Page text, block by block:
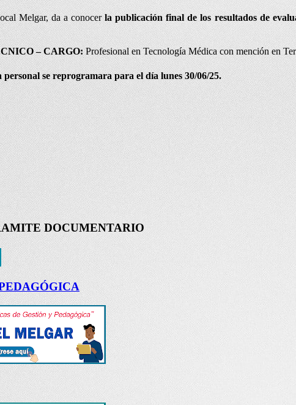
Melgar, da a conocer lapublicación final de los resultados de
– CARGO:Profesional en Tecnología Médica con mención en
personal se reprogramara para el día lunes 30/06/25.
DOCUMENTARIO